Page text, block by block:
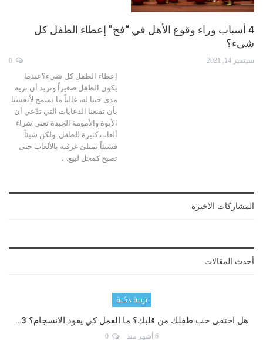
4 أسباب وراء وقوع الأهل في “فخ” إعطاء الطفل كل
شيء؟
سبتمبر 14, 2021
إعطاء الطفل كل شيء؟عندما
يكون الطفل صغيراً ونريد أن نريه
مدى حبنا له، غالباً ما نسمح لأنفسنا
بأن تقنعنا الدعايات التي تدّعي أن
الأبوة والأمومة الجيدة تعني شراء
ألعاب كثيرة للطفل. ولكن شيئاً
فشيئاً تمتلئ غرفته بالألعاب حتى
تصبح كمحل لبيع…
المشاركات الاخيرة
أحدث المقالات
تربية ذكية
هل اختفى حب طفلك من قلبك؟ ما العمل كي يعود الانسجام؟ 3…
6 أشهر منذ 0